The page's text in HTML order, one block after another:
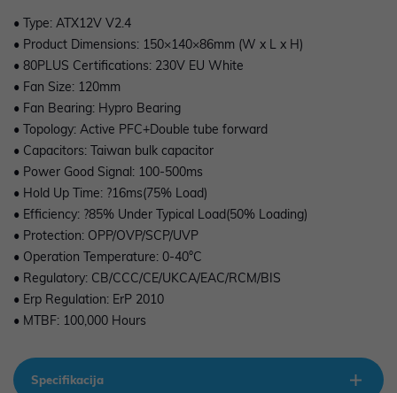
• Type: ATX12V V2.4
• Product Dimensions: 150×140×86mm (W x L x H)
• 80PLUS Certifications: 230V EU White
• Fan Size: 120mm
• Fan Bearing: Hypro Bearing
• Topology: Active PFC+Double tube forward
• Capacitors: Taiwan bulk capacitor
• Power Good Signal: 100-500ms
• Hold Up Time: ?16ms(75% Load)
• Efficiency: ?85% Under Typical Load(50% Loading)
• Protection: OPP/OVP/SCP/UVP
• Operation Temperature: 0-40°C
• Regulatory: CB/CCC/CE/UKCA/EAC/RCM/BIS
• Erp Regulation: ErP 2010
• MTBF: 100,000 Hours
Specifikacija